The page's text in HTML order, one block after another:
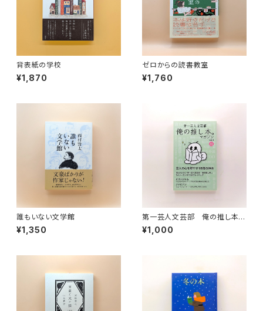
背表紙の学校
¥1,870
ゼロからの読書教室
¥1,760
誰もいない文学館
¥1,350
第一芸人文芸部 俺の推し本。
マガジン Vol.1
¥1,000